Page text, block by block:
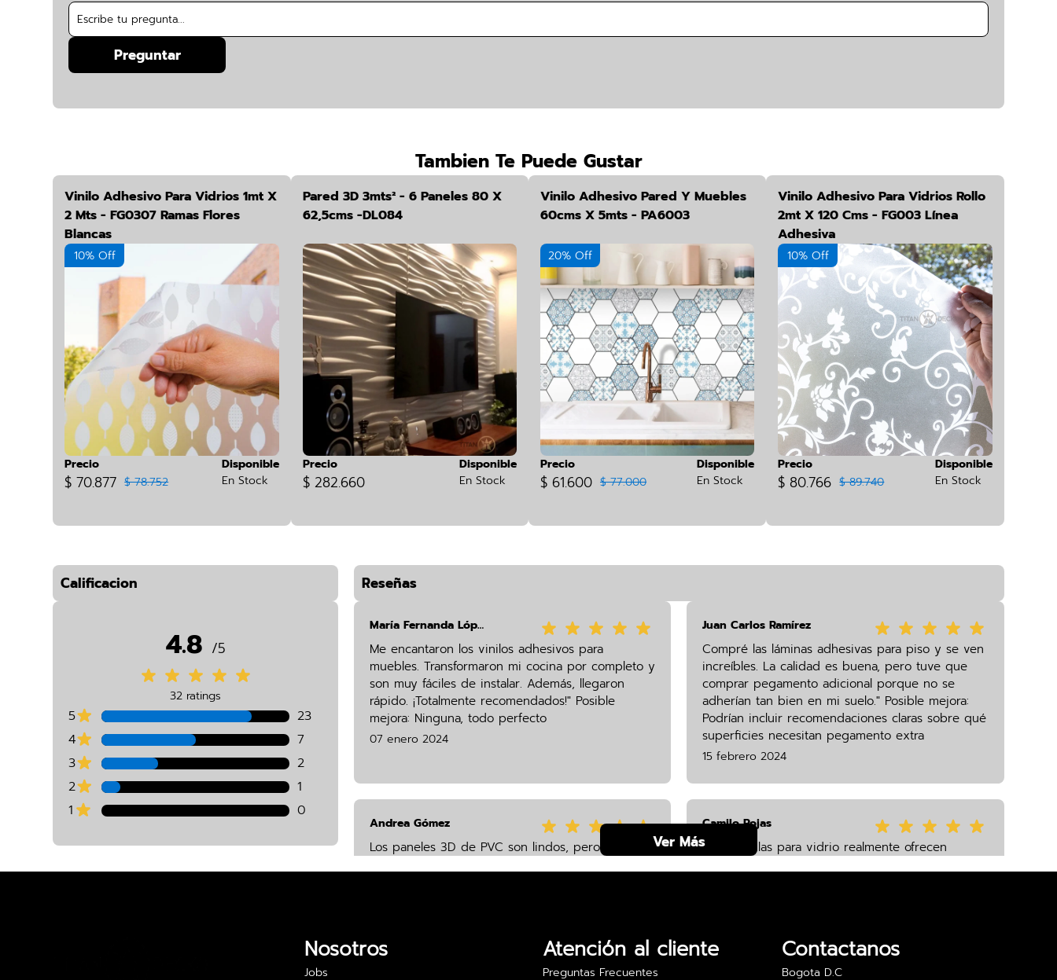
Preguntar
Tambien Te Puede Gustar
Vinilo Adhesivo Para Vidrios 1mt X
2 Mts - FG0307 Ramas Flores
Blancas
10% Off
Precio
$ 70.877 $ 78.752
Disponible
En Stock
Pared 3D 3mts² - 6 Paneles 80 X
62,5cms -DL084
Precio
$ 282.660
Disponible
En Stock
Vinilo Adhesivo Pared Y Muebles
60cms X 5mts - PA6003
20% Off
Precio
$ 61.600 $ 77.000
Disponible
En Stock
Vinilo Adhesivo Para Vidrios Rollo
2mt X 120 Cms - FG003 Línea
Adhesiva
10% Off
Precio
$ 80.766 $ 89.740
Disponible
En Stock
Calificacion
4.8 /5
32 ratings
5
23
4
7
3
2
2
1
1
0
Reseñas
María Fernanda López
Me encantaron los vinilos adhesivos para
muebles. Transformaron mi cocina por completo y
son muy fáciles de instalar. Además, llegaron
rápido. ¡Totalmente recomendados!" Posible
mejora: Ninguna, todo perfecto
07 enero 2024
Juan Carlos Ramírez
Compré las láminas adhesivas para piso y se ven
increíbles. La calidad es buena, pero tuve que
comprar pegamento adicional porque no se
adherían tan bien en mi suelo." Posible mejora:
Podrían incluir recomendaciones claras sobre qué
superficies necesitan pegamento extra
15 febrero 2024
Andrea Gómez
Los paneles 3D de PVC son lindos, pero me
Camilo Rojas
Las películas para vidrio realmente ofrecen
Ver Más
Nosotros
Jobs
Atención al cliente
Preguntas Frecuentes
Contactanos
Bogota D.C